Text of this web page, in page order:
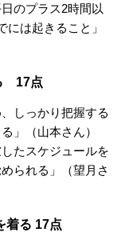
のプラス2時間以
は起きること」
17点
しっかり把握する
」（山本さん）
たスケジュールを
られる」（望月さ
着る 17点